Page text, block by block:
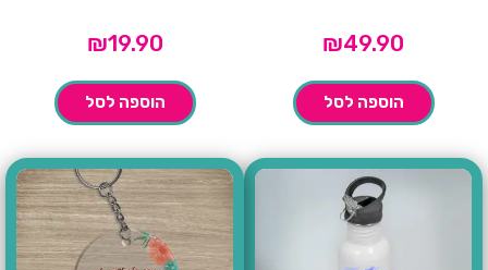
₪49.90
הוספה לסל
₪19.90
הוספה לסל